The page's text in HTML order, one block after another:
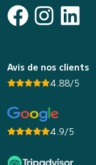
Avis de nos clients
4.88/5
4.9/5